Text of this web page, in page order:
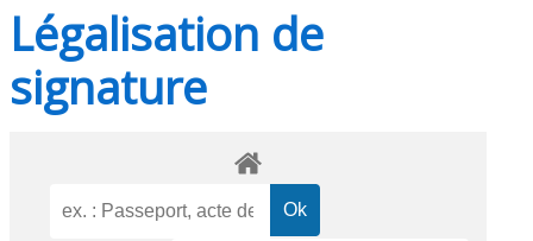
Légalisation de
signature